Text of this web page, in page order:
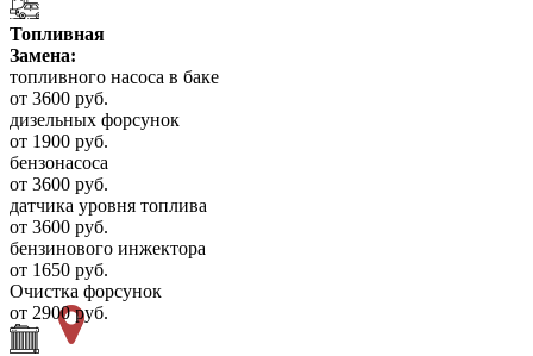
Топливная
Замена:
топливного насоса в баке
от 3600 руб.
дизельных форсунок
от 1900 руб.
бензонасоса
от 3600 руб.
датчика уровня топлива
от 3600 руб.
бензинового инжектора
от 1650 руб.
Очистка форсунок
от 2900 руб.